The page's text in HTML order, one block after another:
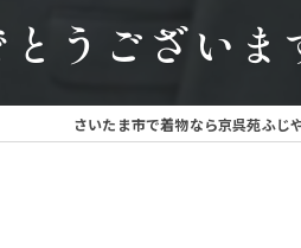
うございま
さいたま市で着物なら京呉苑ふじ